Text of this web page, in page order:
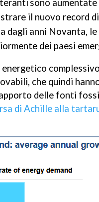
sono aumentate
il nuovo record
dagli anni Novanta,
dei paesi
energetico
che quindi
delle fonti
di Achille alla
Twitter Google+